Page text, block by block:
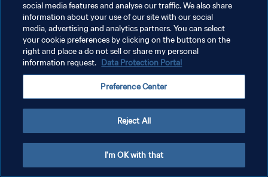
POLITIQUE DE CONFIDENTIALITÉ
CONDITIONS D'UTILISATION
GÉRER VOS PRÉFÉRENCES SUR LES COOKIES
social media features and analyse our traffic. We also share
information about your use of our site with our social
media, advertising and analytics partners. You can select
your cookie preferences by clicking on the buttons on the
right and place a do not sell or share my personal
information request. Data Protection Portal
Preference Center
Reject All
I'm OK with that